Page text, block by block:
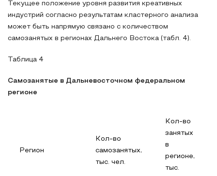
Текущее положение уровня развития креативных
индустрий согласно результатам кластерного анализа
может быть напрямую связано с количеством
самозанятых в регионах Дальнего Востока (табл. 4).
Таблица 4
Самозанятые в Дальневосточном федеральном
регионе
Регион
Кол-во
самозанятых,
тыс. чел.
Кол-во
занятых
в
регионе,
тыс.